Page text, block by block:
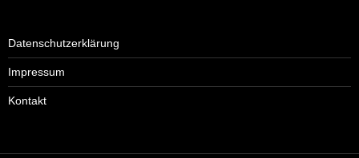
Datenschutzerklärung
Impressum
Kontakt